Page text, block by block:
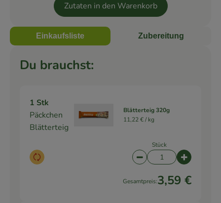
Zutaten in den Warenkorb
Einkaufsliste Zubereitung
Du brauchst:
1 Stk
Päckchen
Blätterteig
Auswahl ändern
Blätterteig 320g
11,22 € /kg
Stück
Artikelanzahl
Gesamtpreis:3,59 €